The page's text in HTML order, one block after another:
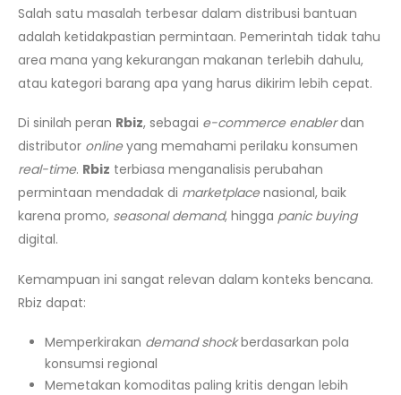
Salah satu masalah terbesar dalam distribusi bantuan
adalah ketidakpastian permintaan. Pemerintah tidak tahu
area mana yang kekurangan makanan terlebih dahulu,
atau kategori barang apa yang harus dikirim lebih cepat.
Di sinilah peran Rbiz, sebagai e-commerce enablerdan
distributor onlineyang memahami perilaku konsumen
real-time. Rbiz terbiasa menganalisis perubahan
permintaan mendadak di marketplacenasional, baik
karena promo, seasonal demand, hingga panic buying
digital.
Kemampuan ini sangat relevan dalam konteks bencana.
Rbiz dapat:
Memperkirakan demand shockberdasarkan pola
konsumsi regional
Memetakan komoditas paling kritis dengan lebih